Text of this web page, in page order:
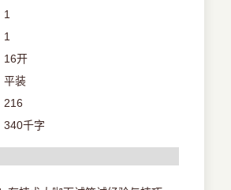
1
1
16开
平装
216
340千字